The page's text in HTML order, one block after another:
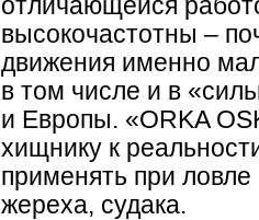
отличающейся
высокочастотны –
движения именно
в том числе и в
и Европы. «ORKA
хищнику к
применять при
жереха, судака.